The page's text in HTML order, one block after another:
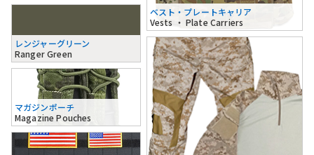
レンジャーグリーン
Ranger Green
ベスト・プレートキャリア
Vests ・ Plate Carriers
マガジンポーチ
Magazine Pouches